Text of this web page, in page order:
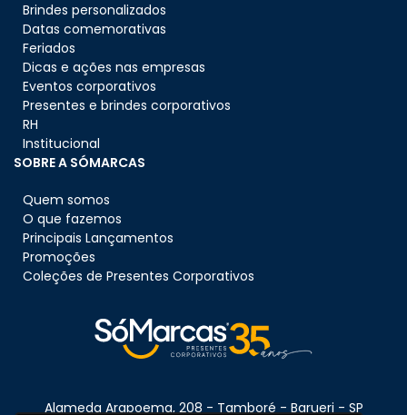
Brindes personalizados
Datas comemorativas
Feriados
Dicas e ações nas empresas
Eventos corporativos
Presentes e brindes corporativos
RH
Institucional
SOBRE A SÓMARCAS
Quem somos
O que fazemos
Principais Lançamentos
Promoções
Coleções de Presentes Corporativos
Alameda Arapoema, 208 - Tamboré - Barueri - SP